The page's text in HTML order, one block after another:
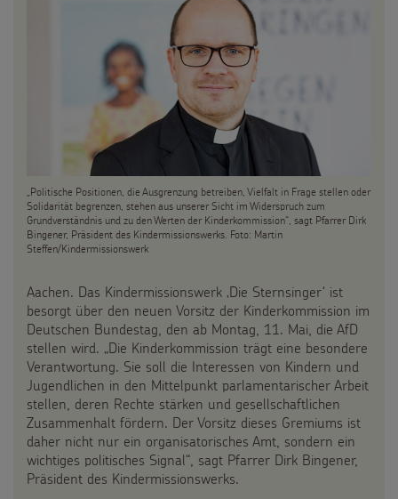
Behinderung
Grundsätze der Projektarbeit
Weihnachten Weltweit
Basteln & Aktionen
Gottesdienstbausteine
Spendenmöglichkeiten
Unternehmensspenden
Sternsinger-Stiftung
Spende als Geschenk
Anlassspenden
Zinsen den Kindern
Vereine und Initiativen
Sternsingerspenden gezielt einsetzen
Testamentsspende
FAQ Spenden
Sternsinger-Magazin
Sternsinger-Steckbrief
Werde Sternsinger!
SHOP SPENDEN
Suche
Suchbegriff
„Politische Positionen, die Ausgrenzung betreiben, Vielfalt in Frage stellen oder
Solidarität begrenzen, stehen aus unserer Sicht im Widerspruch zum
Grundverständnis und zu den Werten der Kinderkommission“, sagt Pfarrer Dirk
Bingener, Präsident des Kindermissionswerks. Foto: Martin
Steffen/Kindermissionswerk
Aachen. Das Kindermissionswerk ‚Die Sternsinger‘ ist
besorgt über den neuen Vorsitz der Kinderkommission im
Deutschen Bundestag, den ab Montag, 11. Mai, die AfD
stellen wird. „Die Kinderkommission trägt eine besondere
Verantwortung. Sie soll die Interessen von Kindern und
Jugendlichen in den Mittelpunkt parlamentarischer Arbeit
stellen, deren Rechte stärken und gesellschaftlichen
Zusammenhalt fördern. Der Vorsitz dieses Gremiums ist
daher nicht nur ein organisatorisches Amt, sondern ein
wichtiges politisches Signal“, sagt Pfarrer Dirk Bingener,
Präsident des Kindermissionswerks.